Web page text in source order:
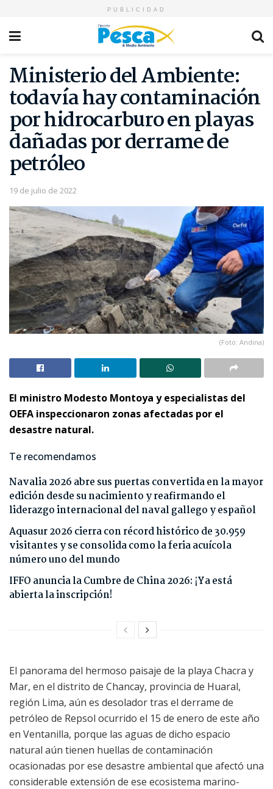
PUBLICIDAD
Ministerio del Ambiente:
todavía hay contaminación
por hidrocarburo en playas
dañadas por derrame de
petróleo
19 de julio de 2022
(Foto: Andina)
El ministro Modesto Montoya y especialistas del
OEFA inspeccionaron zonas afectadas por el
desastre natural.
Te recomendamos
Navalia 2026 abre sus puertas convertida en la mayor
edición desde su nacimiento y reafirmando el
liderazgo internacional del naval gallego y español
Aquasur 2026 cierra con récord histórico de 30.959
visitantes y se consolida como la feria acuícola
número uno del mundo
IFFO anuncia la Cumbre de China 2026: ¡Ya está
abierta la inscripción!
El panorama del hermoso paisaje de la playa Chacra y
Mar, en el distrito de Chancay, provincia de Huaral,
región Lima, aún es desolador tras el derrame de
petróleo de Repsol ocurrido el 15 de enero de este año
en Ventanilla, porque las aguas de dicho espacio
natural aún tienen huellas de contaminación
ocasionadas por ese desastre ambiental que afectó una
considerable extensión de ese ecosistema marino-